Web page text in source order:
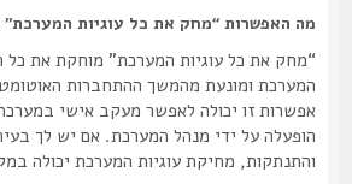
מה האפשרות “מחק את כל עוגיות המערכת”
“מחק את כל עוגיות המערכת” מוחקת את כל
המערכת ומונעת מהמשך ההתחברות האוטומטית
אפשרות זו יכולה לאפשר מעקב אישי במערכת אם
הופעלה על ידי מנהל המערכת. אם יש לך בעיה
והתנתקות, מחיקת עוגיות המערכת יכולה במקרים